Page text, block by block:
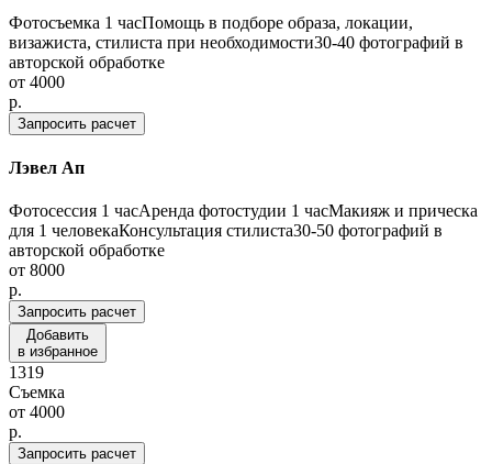
Фотосъемка 1 часПомощь в подборе образа, локации,
визажиста, стилиста при необходимости30-40 фотографий в
авторской обработке
от 4000
p.
Запросить расчет
Лэвел Ап
Фотосессия 1 часАренда фотостудии 1 часМакияж и прическа
для 1 человекаКонсультация стилиста30-50 фотографий в
авторской обработке
от 8000
p.
Запросить расчет
Добавить
в избранное
1319
Съемка
от 4000
p.
Запросить расчет